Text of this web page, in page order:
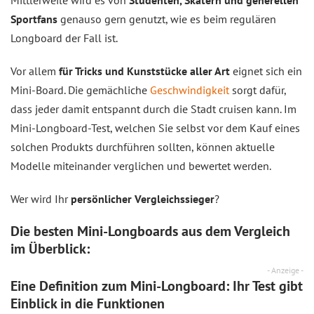
Sportfans genauso gern genutzt, wie es beim regulären
Longboard der Fall ist.
Vor allem für Tricks und Kunststücke aller Art eignet sich ein
Mini-Board. Die gemächliche Geschwindigkeitsorgt dafür,
dass jeder damit entspannt durch die Stadt cruisen kann. Im
Mini-Longboard-Test, welchen Sie selbst vor dem Kauf eines
solchen Produkts durchführen sollten, können aktuelle
Modelle miteinander verglichen und bewertet werden.
Wer wird Ihr persönlicher Vergleichssieger?
Die besten Mini-Longboards aus demVergleich
im Überblick:
- Anzeige -
Eine Definition zum Mini-Longboard: Ihr Test gibt
Einblick in die Funktionen